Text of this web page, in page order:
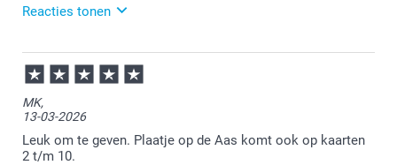
Reacties tonen
28-07-2026
14:39
Heel veel plezier ervan!
MK,
13-03-2026
Leuk om te geven. Plaatje op de Aas komt ook op kaarten
2 t/m 10.